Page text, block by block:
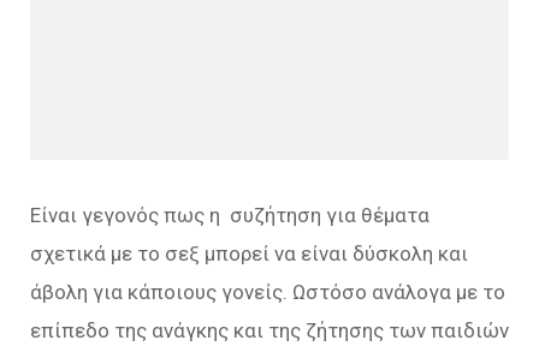
Είναι γεγονός πως η συζήτηση για θέματα
σχετικά με το σεξ μπορεί να είναι δύσκολη και
άβολη για κάποιους γονείς. Ωστόσο ανάλογα με το
επίπεδο της ανάγκης και της ζήτησης των παιδιών